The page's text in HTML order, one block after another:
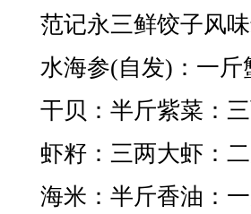
范记永三鲜饺子风
水海参(自发)：一斤
干贝：半斤紫菜：
虾籽：三两大虾：
海米：半斤香油：